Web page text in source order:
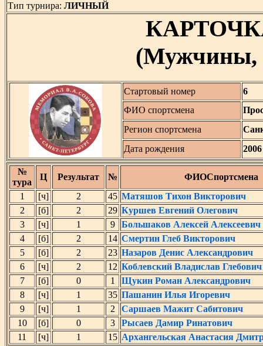
Тип турнира: ЛИЧНЫЙ
(Мужчины,
Стартовый номер
6
ФИО спортсмена
Регион спортсмена
Дата рождения
2006
№
тура
Ц Результат №
ФИОСпортсмена
1
[ч] 2 45 Матяшов Тихон Викторович
2
[б] 2 29 Куршев Евгений Олегович
3
[ч] 1 9
Большаков Алексей Алексеевич
4
[б] 2 14 Смертин Глеб Викторович
5
[б] 2 23 Назаров Денис Александрович
6
[ч] 2 12 Коблевский Владислав Глебович
7
[б] 0 1
Щукин Роман Александрович
8
[ч] 1 35 Пашанин Илья Игоревич
9
[ч] 1 2
Саршаев Мажит Сабитович
10
[б] 0 3
Рысаев Дамир Ринатович
11
[ч] 1 15 Архангельская Анастасия